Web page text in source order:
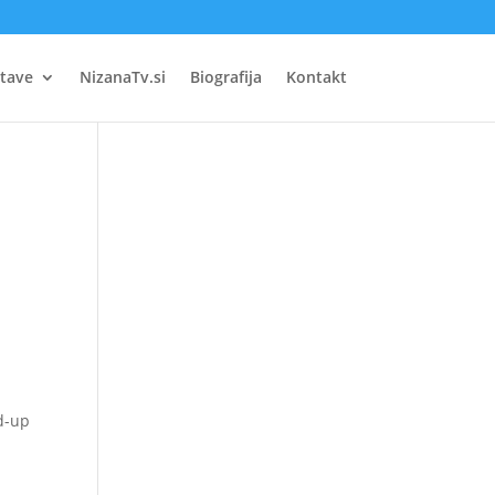
NizanaTv.si Biografija Kontakt
up